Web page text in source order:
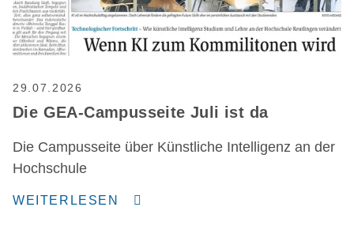
29.07.2026
Die GEA-Campusseite Juli ist da
Die Campusseite über Künstliche Intelligenz an der
Hochschule
WEITERLESEN